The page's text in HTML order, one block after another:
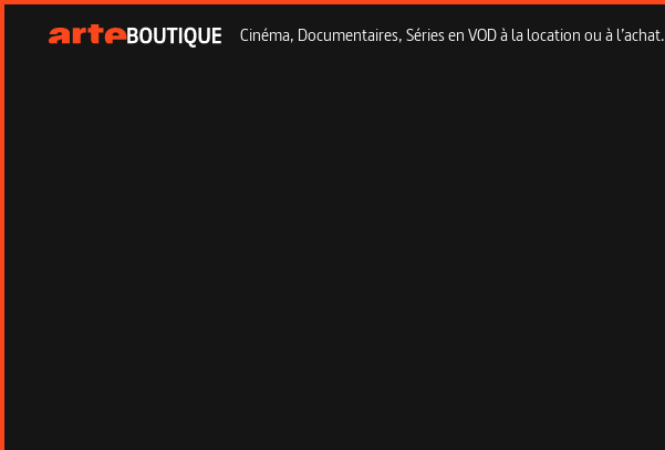
Cinéma, Documentaires, Séries en VOD à la location ou à l’achat.